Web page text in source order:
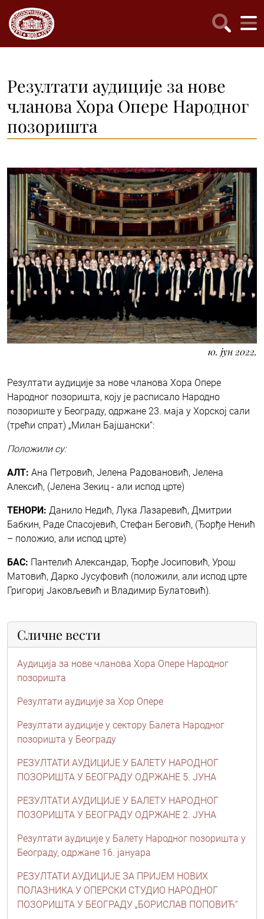
Резултати аудиције за нове
чланова Хора Опере Народног
позоришта
10. јун 2022.
Резултати аудиције за нове чланова Хора Опере
Народног позоришта, коју је расписало Народно
позориште у Београду, одржане 23. маја у Хорској сали
(трећи спрат) „Милан Бајшански“:
Положили су:
АЛТ: Ана Петровић, Јелена Радовановић, Јелена
Алексић, (Јелена Зекиц - али испод црте)
ТЕНОРИ: Данило Недић, Лука Лазаревић, Дмитрии
Бабкин, Раде Спасојевић, Стефан Беговић, (Ђорђе Ненић
– положио, али испод црте)
БАС: Пантелић Александар, Ђорђе Јосиповић, Урош
Матовић, Дарко Јусуфовић (положили, али испод црте
Григориј Јаковљевић и Владимир Булатовић).
Сличне вести
Аудиција за нове чланова Хора Опере Народног
позоришта
Резултати аудиције за Хор Опере
Резултати аудиције у сектору Балета Народног
позоришта у Београду
РЕЗУЛТАТИ АУДИЦИЈЕ У БАЛЕТУ НАРОДНОГ
ПОЗОРИШТА У БЕОГРАДУ ОДРЖАНЕ 5. ЈУНА
РЕЗУЛТАТИ АУДИЦИЈЕ У БАЛЕТУ НАРОДНОГ
ПОЗОРИШТА У БЕОГРАДУ ОДРЖАНЕ 2. ЈУНА
Резултати аудиције у Балету Народног позоришта у
Београду, oдржане 16. јануара
РЕЗУЛТАТИ АУДИЦИЈЕ ЗА ПРИЈЕМ НОВИХ
ПОЛАЗНИКА У ОПЕРСКИ СТУДИО НАРОДНОГ
ПОЗОРИШТА У БЕОГРАДУ „БОРИСЛАВ ПОПОВИЋ“